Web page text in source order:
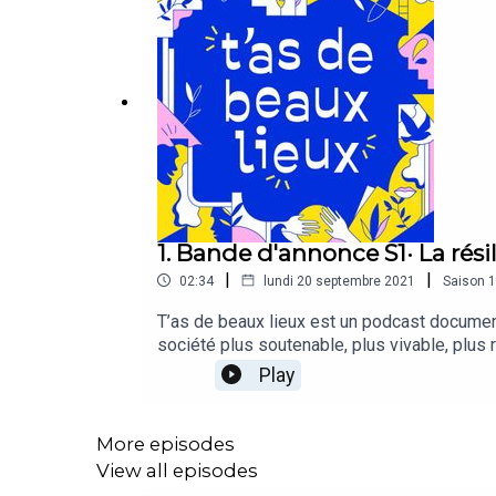
1. Bande d'annonce S1· La
02:34 | lundi 20 septembre 2021 | Saison 1
T’as de beaux lieux est un podcast
société plus soutenable, plus vivable,
l’individu, qui agissent localement : les
d’expérimentation tournés vers l’action
imagination, ouvrez grand vos oreilles car,
à imaginer de nouvelles aventures…T’as
Play
More episodes
View all episodes